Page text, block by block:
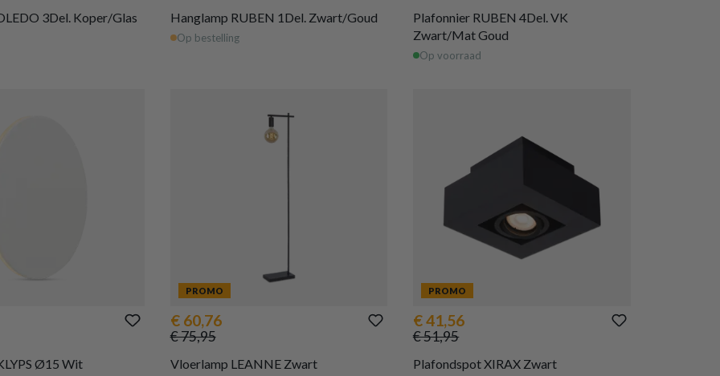
3Del. Koper/Glas
Hanglamp RUBEN 1Del. Zwart/Goud
Op bestelling
Plafonnier RUBEN 4Del. VK
Zwart/Mat Goud
Op voorraad
Ø15 Wit
PROMO
€ 60,76
€ 75,95
Vloerlamp LEANNE Zwart
PROMO
€ 41,56
€ 51,95
Plafondspot XIRAX Zwart